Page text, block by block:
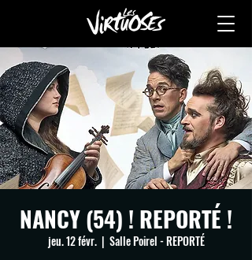
NANCY (54) ! REPORTÉ !
jeu. 12 févr.
  |
Salle Poirel - REPORTÉ